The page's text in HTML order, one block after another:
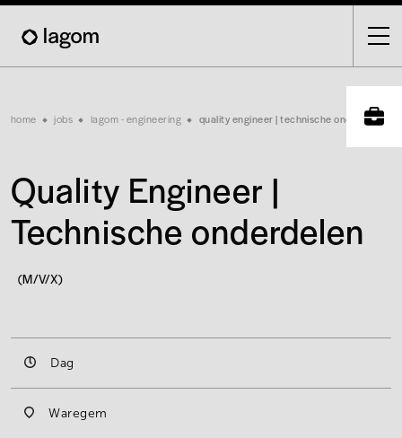
Skip
main
Breadcrumb
home jobs lagom - engineering quality engineer | technische onderdelen
Quality Engineer |
Technische onderdelen
(M/V/X)
Dag
Waregem